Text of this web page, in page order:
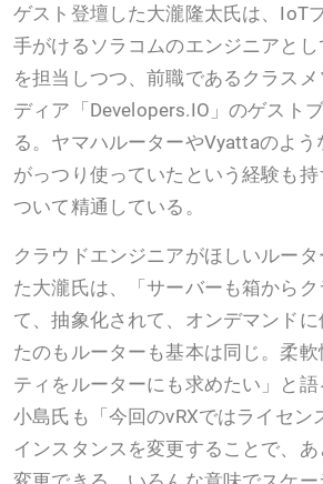
ゲスト登壇した大瀧隆太氏は、IoT
手がけるソラコムのエンジニアと
を担当しつつ、前職であるクラス
ディア「Developers.IO」のゲスト
る。ヤマハルーターやVyattaのよう
がっつり使っていたという経験も持
ついて精通している。
クラウドエンジニアがほしいルー
た大瀧氏は、「サーバーも箱からク
て、抽象化されて、オンデマンド
たのもルーターも基本は同じ。柔軟
ティをルーターにも求めたい」と
小島氏も「今回のvRXではライセン
インスタンスを変更することで、